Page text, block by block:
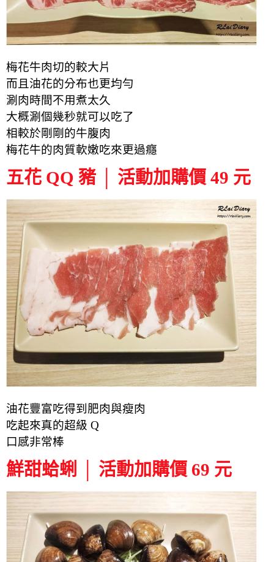
梅花牛肉切的較大片
而且油花的分布也更均勻
涮肉時間不用煮太久
大概涮個幾秒就可以吃了
相較於剛剛的牛腹肉
梅花牛的肉質軟嫩吃來更過癮
五花 QQ 豬 │ 活動加購價 49 元
油花豐富吃得到肥肉與瘦肉
吃起來真的超級 Q
口感非常棒
鮮甜蛤蜊 │ 活動加購價 69 元